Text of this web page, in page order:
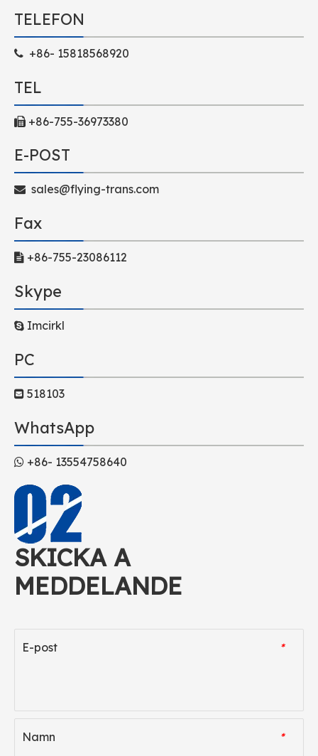
TELEFON
 +86- 15818568920
TEL
 +86-755-36973380
E-POST
 sales@flying-trans.com
Fax
 +86-755-23086112
Skype
 Imcirkl
PC
 518103
WhatsApp
 +86- 13554758640
SKICKA A
MEDDELANDE
*
E-post
*
Namn